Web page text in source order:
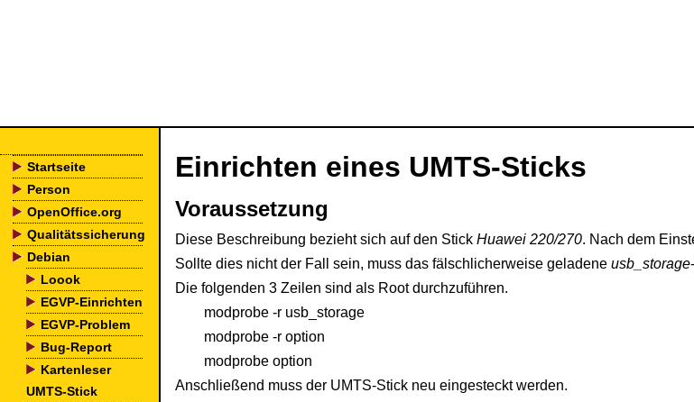
Startseite
Person
OpenOffice.org
Qualitätssicherung
Debian
Loook
EGVP-Einrichten
EGVP-Problem
Bug-Report
Kartenleser
UMTS-Stick
Einrichten eines UMTS-Sticks
Voraussetzung
Diese Beschreibung bezieht sich auf den Stick Huawei 220/270. Nach dem
Sollte dies nicht der Fall sein, muss das fälschlicherweise geladene usb_storage
Die folgenden 3 Zeilen sind als Root durchzuführen.
        modprobe -r usb_storage
        modprobe -r option
        modprobe option
Anschließend muss der UMTS-Stick neu eingesteckt werden.